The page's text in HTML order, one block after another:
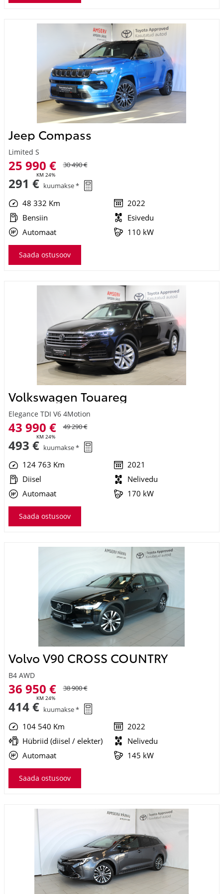
Jeep Compass
Limited S
25 990 €
KM 24%
30 490 €
291 € kuumakse *
48 332 Km
2022
Bensiin
Esivedu
Automaat
110 kW
Saada ostusoov
Volkswagen Touareg
Elegance TDI V6 4Motion
43 990 €
KM 24%
49 290 €
493 € kuumakse *
124 763 Km
2021
Diisel
Nelivedu
Automaat
170 kW
Saada ostusoov
Volvo V90 CROSS COUNTRY
B4 AWD
36 950 €
KM 24%
38 900 €
414 € kuumakse *
104 540 Km
2022
Hübriid (diisel / elekter)
Nelivedu
Automaat
145 kW
Saada ostusoov